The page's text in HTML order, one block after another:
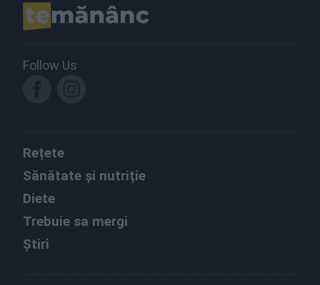
Follow Us
Rețete
Sănătate și nutriție
Diete
Trebuie sa mergi
Știri